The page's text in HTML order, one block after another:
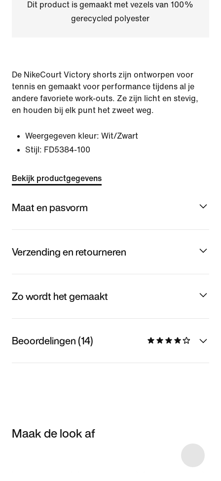
Dit product is gemaakt met vezels van 100%
gerecycled polyester
De NikeCourt Victory shorts zijn ontworpen voor
tennis en gemaakt voor performance tijdens al je
andere favoriete work-outs. Ze zijn licht en stevig,
en houden bij elk punt het zweet weg.
Weergegeven kleur: Wit/Zwart
Stijl: FD5384-100
Bekijk productgegevens
Maat en pasvorm
Verzending en retourneren
Zo wordt het gemaakt
Beoordelingen (14)
Maak de look af